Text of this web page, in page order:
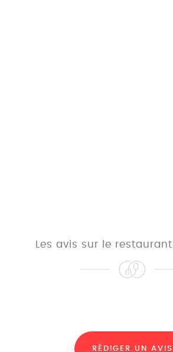
Les avis sur le restaurant
RÉDIGER UN AVIS